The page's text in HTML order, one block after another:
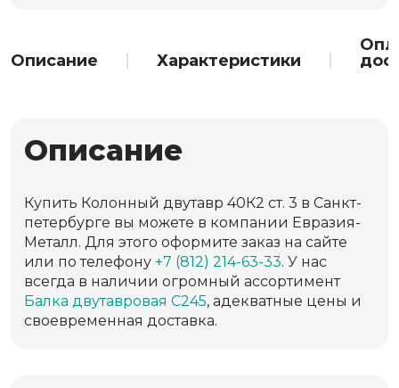
Описание Характеристики
Описание
Купить Колонный двутавр 40К2 ст. 3 в Санкт-
петербурге вы можете в компании Евразия-
Металл. Для этого оформите заказ на сайте
или по телефону +7 (812) 214-63-33. У нас
всегда в наличии огромный ассортимент
Балка двутавровая С245, адекватные цены и
своевременная доставка.